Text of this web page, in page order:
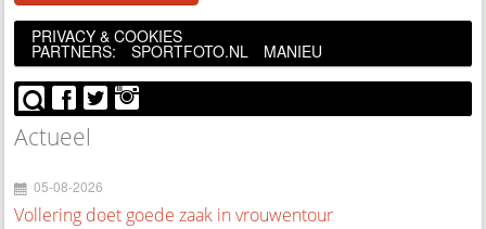
PRIVACY & COOKIES
PARTNERS: SPORTFOTO.NL MANIEU
Actueel
05-08-2026
Vollering doet goede zaak in vrouwentour